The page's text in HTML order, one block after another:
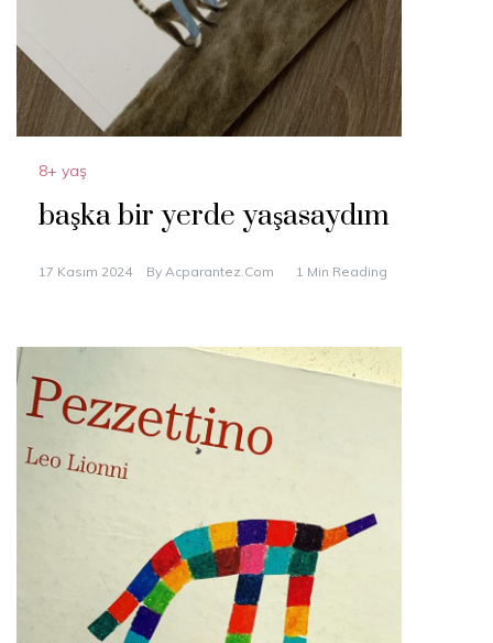
8+ yaş
başka bir yerde yaşasaydım
17 Kasım 2024 By Acparantez.com 1 Min Reading